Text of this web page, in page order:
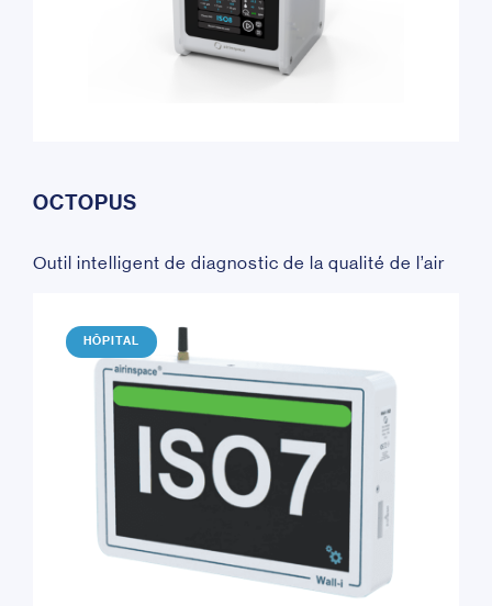
OCTOPUS
Outil intelligent de diagnostic de la qualité de l’air
HÔPITAL